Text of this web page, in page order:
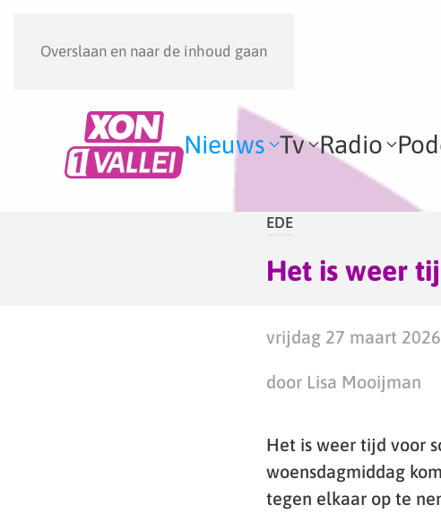
Overslaan en naar de inhoud gaan
Nieuws Tv Radio
EDE
Het is weer
vrijdag 27 maart
door Lisa Mooijman
Het is weer tijd voor
woensdagmiddag
tegen elkaar op te